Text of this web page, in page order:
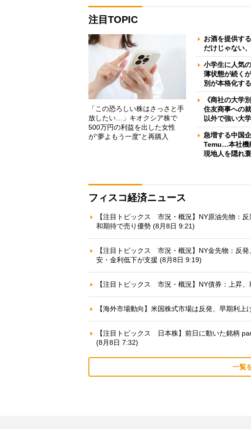
注目TOPIC
「この恐ろしい株はさっさと手
放したい…」キオクシア株で
500万円の利益を出した女性
が“夢よもう一度”と再購入
お酒を提供す
だけじゃない
小学生に人気
薄状態が続く
別が本格化す
《商社の大学
住友商事への
以外で強い大
急増する中国
Temu…本社機
現地人を隠れ
フィスコ経済ニュース
【注目トピックス 市況・概況】NY原油先物：
和期待で売り優勢 (8月8日 9:21)
【注目トピックス 市況・概況】NY金先物：反
安・金利低下が支援 (8月8日 9:19)
【注目トピックス 市況・概況】NY債券：上昇
【海外市場動向】米国株式市場は反発、早期利
【注目トピックス 日本株】前日に動いた銘柄
(8月8日 7:32)
一覧